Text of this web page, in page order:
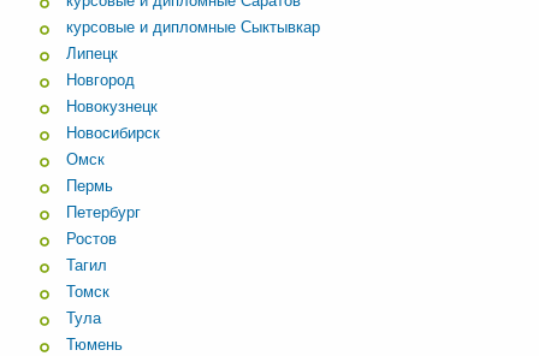
курсовые и дипломные Сыктывкар
Липецк
Новгород
Новокузнецк
Новосибирск
Омск
Пермь
Петербург
Ростов
Тагил
Томск
Тула
Тюмень